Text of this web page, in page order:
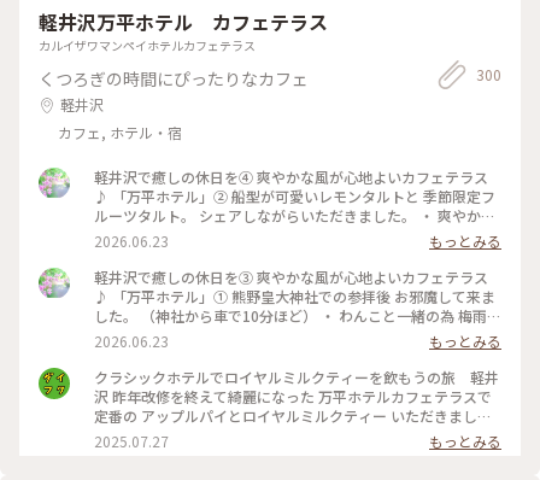
軽井沢万平ホテル カフェテラス
カルイザワマンペイホテルカフェテラス
くつろぎの時間にぴったりなカフェ
軽井沢
カフェ, ホテル・宿
300
軽井沢で癒しの休日を④ 爽やかな風が心地よいカフェテラス
♪ 「万平ホテル」② 船型が可愛いレモンタルトと 季節限定フ
ルーツタルト。 シェアしながらいただきました。 ・ 爽やかな
風景を楽しみながら 贅沢なティータイムになりました。 #軽井
沢 #万平ホテル #万平ホテルカフェテラス #カフェテラス
2026.06.23
もっとみる
軽井沢で癒しの休日を③ 爽やかな風が心地よいカフェテラス
♪ 「万平ホテル」① 熊野皇大神社での参拝後 お邪魔して来ま
した。 （神社から車で10分ほど） ・ わんこと一緒の為 梅雨晴
れがほんとありがたく 軽井沢の爽やかな風を感じながら レモ
ンタルトとフルーツタルト おいしいティータイムに♡ ・ #軽
井沢 #万平ホテル#カフェテラス#万平ホテルカフェテラス
2026.06.23
もっとみる
クラシックホテルでロイヤルミルクティーを飲もうの旅 軽井
沢 昨年改修を終えて綺麗になった 万平ホテルカフェテラスで
定番の アップルパイとロイヤルミルクティー いただきました
かのジョン・レノン直伝といわれる ロイヤルミルクティーは
ミルクの マイルドさがありながらもスッキリと 紅茶葉の香り
2025.07.27 もっとみる